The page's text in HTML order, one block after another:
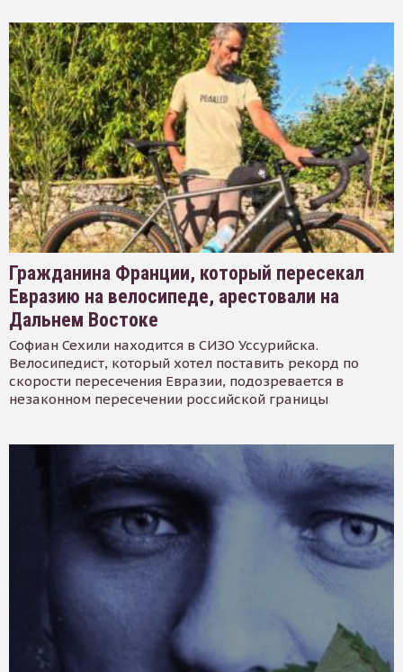
Гражданина Франции, который пересекал
Евразию на велосипеде, арестовали на
Дальнем Востоке
Софиан Сехили находится в СИЗО Уссурийска.
Велосипедист, который хотел поставить рекорд по
скорости пересечения Евразии, подозревается в
незаконном пересечении российской границы